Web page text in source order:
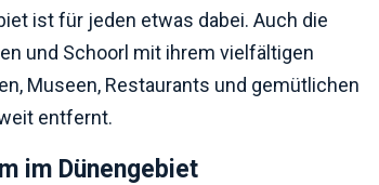
ist für jeden etwas dabei. Auch die
und Schoorl mit ihrem vielfältigen
Museen, Restaurants und gemütlichen
entfernt.
im Dünengebiet